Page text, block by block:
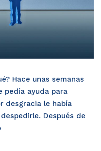
Hace unas semanas
pedía ayuda para
desgracia le había
Después de